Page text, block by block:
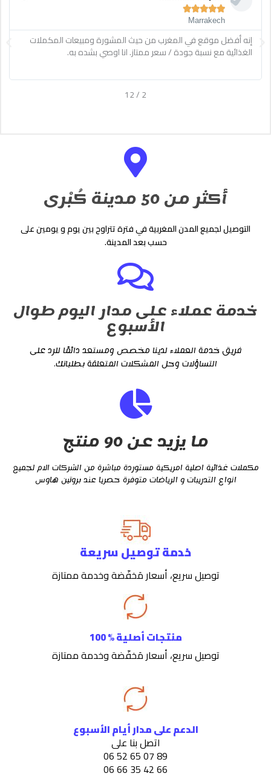





Rabat
Meilleurs site protéines au maroc, meilleure qualité , les derniers
produits, tjrs dispo pour les conseils, Bon courage protein house
2
/
12
Previous
أكثر من 50 مدينة كُبْرى
التوصيل لجميع المدن المغربية في فترة تتراوح بين يوم و يومين على
حسب بعد المدينة.
خدمة عملاء على مدار اليوم طوال
الأسبوع
فريق خدمة العملاء لدينا مخصص ومستعد دائمًا للرد على
التساؤلات وحل المشكلات المتعلقة بطلباتك.
ما يزيد عن 90 منتج
مكملات غذائية اصلية امريكية مستوردة مباشرة من الشركات الام لجميع
انواع التدريبات و الرياضات متوفرة حصريا عند بروتين هاوس
خدمة توصيل سريعة
توصيل سريع، أسعار مَخفّضة وخدمة ممتازة
منتجات أصلية % 100
توصيل سريع، أسعار مَخفّضة وخدمة ممتازة
الدعم على مدار أيام الأسبوع
اتصل بنا على
89 07 65 52 06
66 42 35 66 06